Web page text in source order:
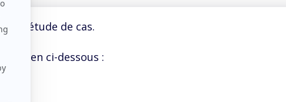
étude de cas.
le lien ci-dessous :